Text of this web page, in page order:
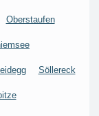
Oberstaufen
Söllereck